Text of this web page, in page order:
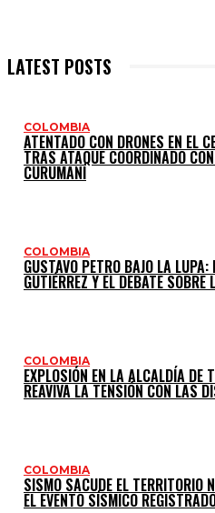
LATEST POSTS
COLOMBIA
ATENTADO CON DRONES EN EL
TRAS ATAQUE COORDINADO
CURUMANÍ
COLOMBIA
GUSTAVO PETRO BAJO LA
GUTIÉRREZ Y EL DEBATE
COLOMBIA
EXPLOSIÓN EN LA ALCALDÍA DE
REAVIVA LA TENSIÓN CON LAS
COLOMBIA
SISMO SACUDE EL TERRITORIO
EL EVENTO SÍSMICO